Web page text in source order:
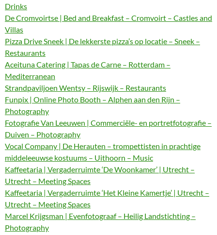
Drinks
De Cromvoirtse | Bed and Breakfast – Cromvoirt – Castles and
Villas
Pizza Drive Sneek | De lekkerste pizza’s op locatie – Sneek –
Restaurants
Aceituna Catering | Tapas de Carne – Rotterdam –
Mediterranean
Strandpaviljoen Wentsy – Rijswijk – Restaurants
Funpix | Online Photo Booth – Alphen aan den Rijn –
Photography
Fotografie Van Leeuwen | Commerciële- en portretfotografie –
Duiven – Photography
Vocal Company | De Herauten – trompettisten in prachtige
middeleeuwse kostuums – Uithoorn – Music
Kaffeetaria | Vergaderruimte ‘De Woonkamer’ | Utrecht –
Utrecht – Meeting Spaces
Kaffeetaria | Vergaderruimte ‘Het Kleine Kamertje’ | Utrecht –
Utrecht – Meeting Spaces
Marcel Krijgsman | Evenfotograaf – Heilig Landstichting –
Photography